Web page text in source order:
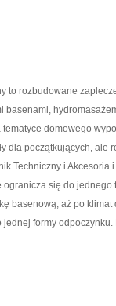
to rozbudowane
basenami,
domowego
dla początkujących,
Techniczny i Akcesoria
ogranicza się do jednego
basenową, aż po
formy